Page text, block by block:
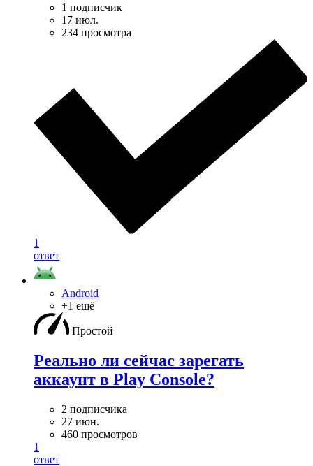
1 подписчик
17 июл.
234 просмотра
1
ответ
Android
+1 ещё
Простой
Реально ли сейчас зарегать
аккаунт в Play Console?
2 подписчика
27 июн.
460 просмотров
1
ответ